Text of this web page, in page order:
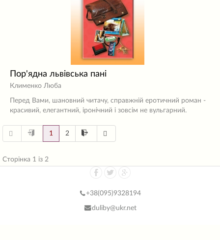
Пор'ядна львівська пані
Клименко Люба
Перед Вами, шановний читачу, справжній еротичний роман -
красивий, елегантний, іронічний і зовсім не вульгарний.
1 2
Сторінка 1 із 2
+38(095)9328194
duliby@ukr.net